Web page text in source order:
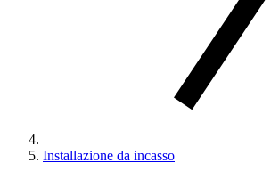
Installazione da incasso